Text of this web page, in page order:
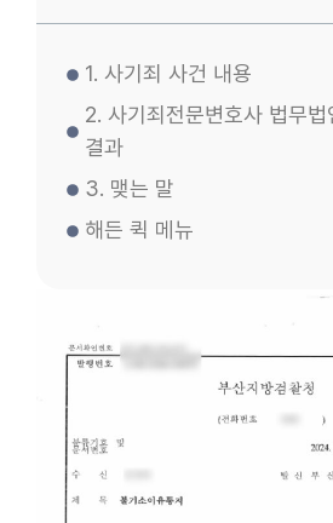
1. 사기죄 사건 내용
2. 사기죄전문변호사 법무
결과
3. 맺는 말
해든 퀵 메뉴